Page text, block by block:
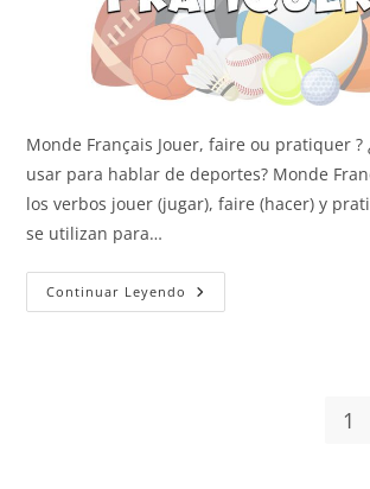
Monde Français Jouer, faire ou pratiquer ?
usar para hablar de deportes? Monde
los verbos jouer (jugar), faire (hacer) y
se utilizan para…
Continuar Leyendo Los
Verbos
1